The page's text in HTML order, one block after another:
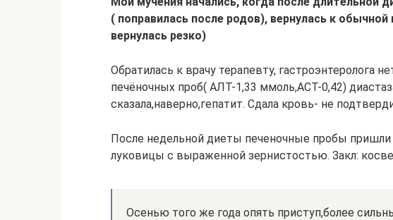
( поправилась после родов), вернулась к
вернулась резко)
Обратилась к врачу терапевту, гастроэнтеролога
печёночных проб( АЛТ-1,33 ммоль,АСТ-0,42)
сказала,наверно,гепатит. Сдала кровь- не
После недельной диеты печеночные пробы
луковицы с выраженной зернистостью. Закл:
Осенью того же года опять приступ,более